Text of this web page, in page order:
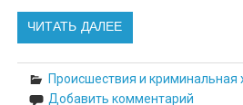
ЧИТАТЬ ДАЛЕЕ
Происшествия и
Добавить комментарий